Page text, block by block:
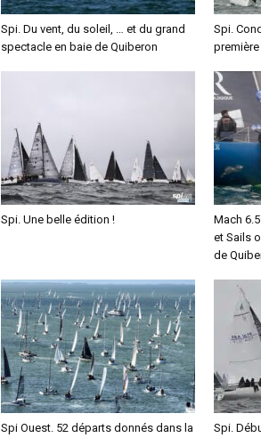
Spi. Du vent, du soleil, … et du grand
spectacle en baie de Quiberon
Spi.
Spi. Une belle édition !
Mach
et Sails
de
Spi Ouest. 52 départs donnés dans la
Spi.